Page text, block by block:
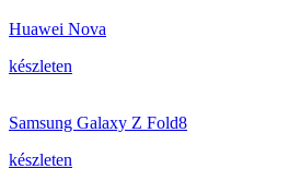
Huawei Nova
készleten
Samsung Galaxy Z Fold8
készleten